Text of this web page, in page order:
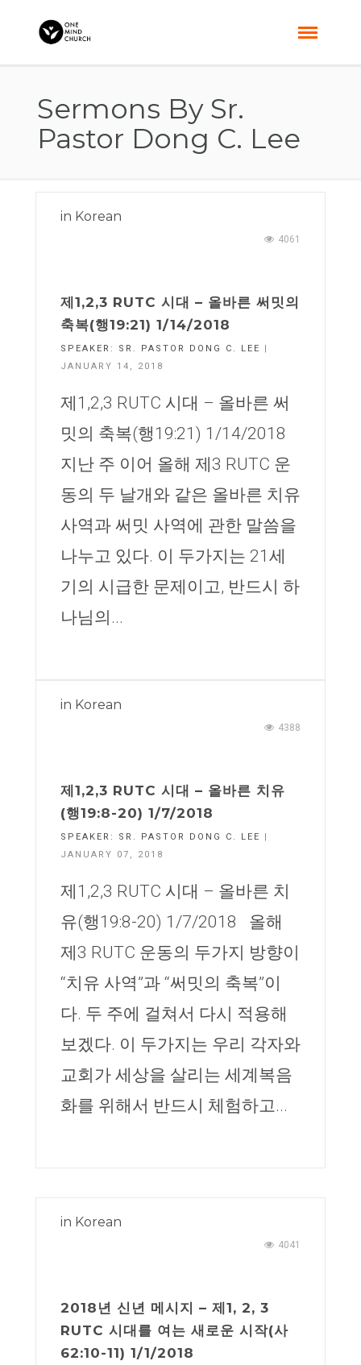
Sermons By Sr.
Pastor Dong C. Lee
in Korean
4061
제1,2,3 RUTC 시대 – 올바른 써밋의
축복(행19:21) 1/14/2018
SPEAKER: SR. PASTOR DONG C. LEE
|
JANUARY 14, 2018
제1,2,3 RUTC 시대 – 올바른 써
밋의 축복(행19:21) 1/14/2018
지난 주 이어 올해 제3 RUTC 운
동의 두 날개와 같은 올바른 치유
사역과 써밋 사역에 관한 말씀을
나누고 있다. 이 두가지는 21세
기의 시급한 문제이고, 반드시 하
나님의...
in Korean
4388
제1,2,3 RUTC 시대 – 올바른 치유
(행19:8-20) 1/7/2018
SPEAKER: SR. PASTOR DONG C. LEE
|
JANUARY 07, 2018
제1,2,3 RUTC 시대 – 올바른 치
유(행19:8-20) 1/7/2018 올해
제3 RUTC 운동의 두가지 방향이
“치유 사역”과 “써밋의 축복”이
다. 두 주에 걸쳐서 다시 적용해
보겠다. 이 두가지는 우리 각자와
교회가 세상을 살리는 세계복음
화를 위해서 반드시 체험하고...
in Korean
4041
2018년 신년 메시지 – 제1, 2, 3
RUTC 시대를 여는 새로운 시작(사
62:10-11) 1/1/2018